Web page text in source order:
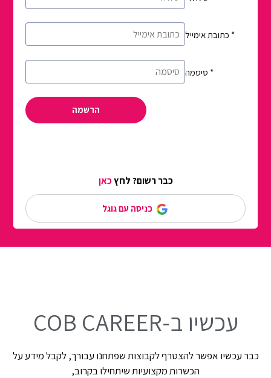
*
*
הרשמה
כבר רשום? לחץכאן
כניסה עם גוגל
עכשיו ב-COB CAREER
כבר עכשיו אפשר להצטרף לקבוצות שפתחנו עבורך, לקבל מידע על
הכשרות מקצועיות שיתחילו בקרוב,